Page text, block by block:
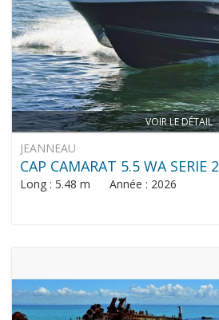
VOIR LE DÉTAIL
JEANNEAU
CAP CAMARAT 5.5 WA SERIE 2
Long : 5.48 m Année : 2026